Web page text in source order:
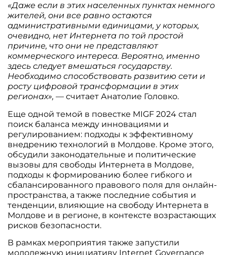
«Даже если в этих населенных пунктах немного
жителей, они все равно остаются
административными единицами, у которых,
очевидно, нет Интернета по той простой
причине, что они не представляют
коммерческого интереса. Вероятно, именно
здесь следует вмешаться государству.
Необходимо способствовать развитию сети и
росту цифровой трансформации в этих
регионах»,— считает Анатолие Головко.
Еще одной темой в повестке MIGF 2024 стал
поиск баланса между инновациями и
регулированием: подходы к эффективному
внедрению технологий в Молдове. Кроме этого,
обсудили законодательные и политические
вызовы для свободы Интернета в Молдове,
подходы к формированию более гибкого и
сбалансированного правового поля для онлайн-
пространства, а также последние события и
тенденции, влияющие на свободу Интернета в
Молдове и в регионе, в контексте возрастающих
рисков безопасности.
В рамках мероприятия также запустили
молодежную инициативу Internet Governance